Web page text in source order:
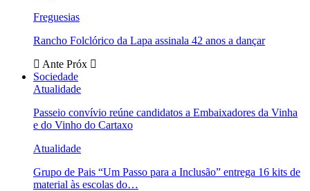
Freguesias
Rancho Folclórico da Lapa assinala 42 anos a dançar
Ante Próx
Sociedade
Atualidade
Passeio convívio reúne candidatos a Embaixadores da Vinha
e do Vinho do Cartaxo
Atualidade
Grupo de Pais “Um Passo para a Inclusão” entrega 16 kits de
material às escolas do…